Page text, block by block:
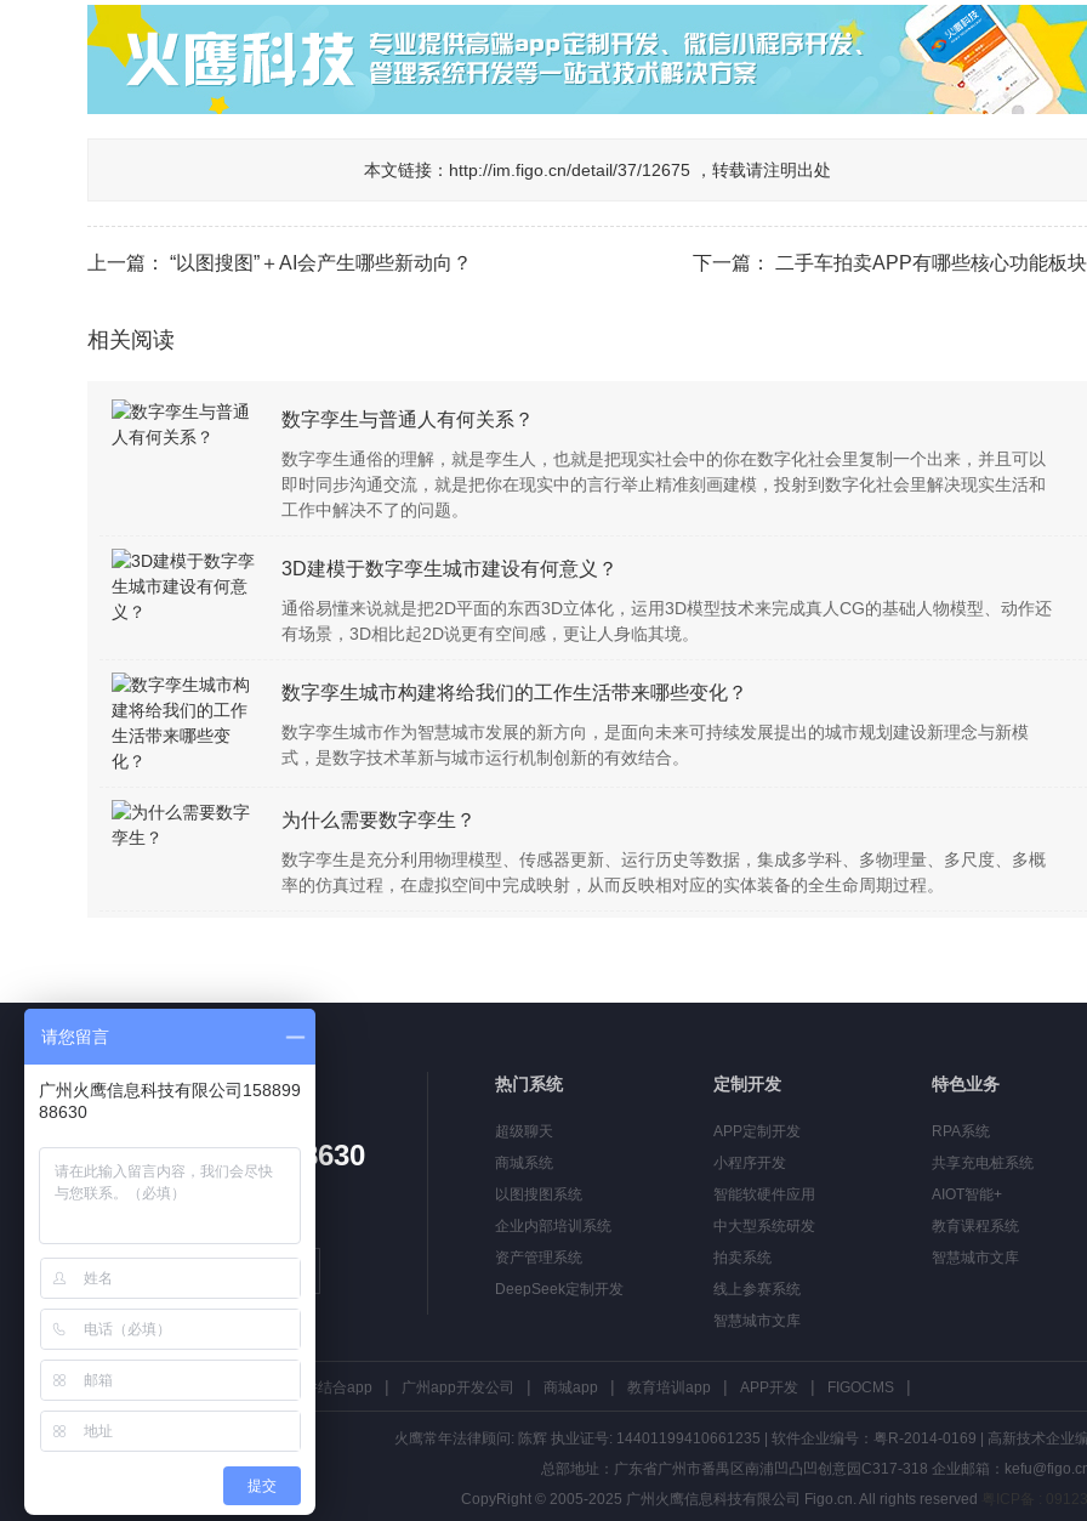
本文链接： http://im.figo.cn/detail/37/12675 ，转载请注明出处
上一篇： “以图搜图”＋AI会产生哪些新动向？ 下一篇： 二手车拍卖APP有哪些核心功能板
相关阅读
数字孪生与普通人有何关系？
数字孪生通俗的理解，就是孪生人，也就是把现实社会中的你在数字化社会里复制一个出来，并且可以
即时同步沟通交流，就是把你在现实中的言行举止精准刻画建模，投射到数字化社会里解决现实生活和
工作中解决不了的问题。
3D建模于数字孪生城市建设有何意义？
通俗易懂来说就是把2D平面的东西3D立体化，运用3D模型技术来完成真人CG的基础人物模型、动作还
有场景，3D相比起2D说更有空间感，更让人身临其境。
数字孪生城市构建将给我们的工作生活带来哪些变化？
数字孪生城市作为智慧城市发展的新方向，是面向未来可持续发展提出的城市规划建设新理念与新模
式，是数字技术革新与城市运行机制创新的有效结合。
为什么需要数字孪生？
数字孪生是充分利用物理模型、传感器更新、运行历史等数据，集成多学科、多物理量、多尺度、多概
率的仿真过程，在虚拟空间中完成映射，从而反映相对应的实体装备的全生命周期过程。
售前咨询热线
158-8998-8630
工作日 9:30-18:00
热门系统
超级聊天
商城系统
以图搜图系统
企业内部培训系统
资产管理系统
DeepSeek定制开发
定制开发
APP定制开发
小程序开发
智能软硬件应用
中大型系统研发
拍卖系统
线上参赛系统
智慧城市文库
特色业务
RPA系统
共享充电桩系统
AIOT智能+
教育课程系统
智慧城市文库
友情链接： 软硬件结合app | 广州app开发公司 | 商城app | 教育培训app | APP开发 | FIGOCMS |
火鹰常年法律顾问: 陈辉 执业证号: 14401199410661235 | 软件企业编号：粤R-2014-0169 | 高新技术企业
总部地址：广东省广州市番禺区南浦凹凸凹创意园C317-318 企业邮箱：
CopyRight © 2005-2025 广州火鹰信息科技有限公司 Figo.cn. All rights reserved
请您留言
广州火鹰信息科技有限公司158899
88630
提交